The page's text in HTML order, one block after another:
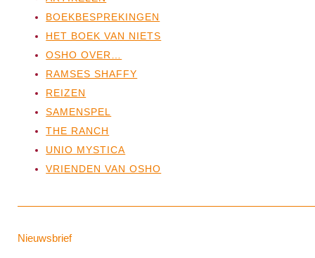
BOEKBESPREKINGEN
HET BOEK VAN NIETS
OSHO OVER…
RAMSES SHAFFY
REIZEN
SAMENSPEL
THE RANCH
UNIO MYSTICA
VRIENDEN VAN OSHO
Nieuwsbrief